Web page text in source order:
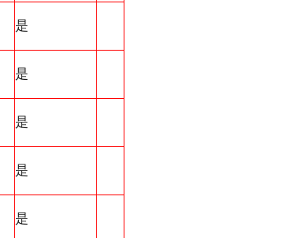
是
是
是
是
是